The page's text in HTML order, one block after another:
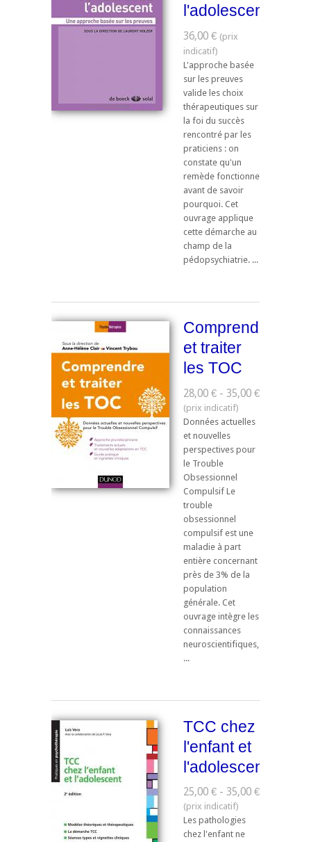
l'adolescent
36,00 €
L'approche basée
sur les preuves
valide les choix
thérapeutiques sur
la foi du succès
rencontré par les
praticiens : on
constate qu'un
remède fonctionne
avant de savoir
pourquoi. Cet
ouvrage applique
cette démarche au
champ de la
pédopsychiatrie. ...
Comprendre
et traiter
les TOC
28,00 € - 35,00 €
Données actuelles
et nouvelles
perspectives pour
le Trouble
Obsessionnel
Compulsif Le
trouble
obsessionnel
compulsif est une
maladie à part
entière concernant
près de 3% de la
population
générale. Cet
ouvrage intègre les
connaissances
neuroscientifiques,
...
TCC chez
l'enfant et
l'adolescent
25,00 € - 35,00 €
Les pathologies
chez l'enfant ne